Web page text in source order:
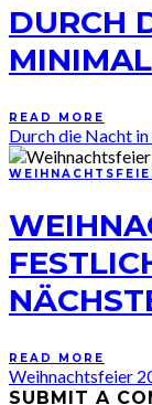
DURCH
READ MORE
Durch die Nacht
READ MORE
Weihnachtsfeier
SUBMIT A